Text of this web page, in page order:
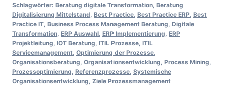
Schlagwörter: Beratung digitale Transformation, Beratung
Digitalisierung Mittelstand, Best Practice, Best Practice ERP, Best
Practice IT, Business Process Management Beratung, Digitale
Transformation, ERP Auswahl, ERP Implementierung, ERP
Projektleitung, IOT Beratung, ITIL Prozesse, ITIL
Servicemanagement, Optimierung der Prozesse,
Organisationsberatung, Organisationsentwicklung, Process Mining,
Prozessoptimierung, Referenzprozesse, Systemische
Organisationsentwicklung, Ziele Prozessmanagement